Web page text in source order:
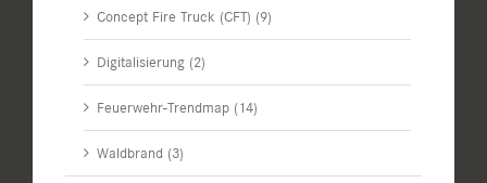
Concept Fire Truck (CFT) (9)
Digitalisierung (2)
Feuerwehr-Trendmap (14)
Waldbrand (3)